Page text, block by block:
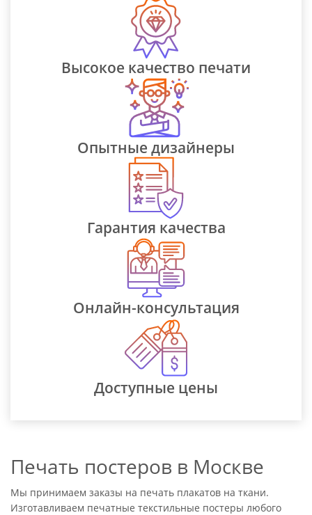
Высокое качество печати
Опытные дизайнеры
Гарантия качества
Онлайн-консультация
Доступные цены
Печать постеров в Москве
Мы принимаем заказы на печать плакатов на ткани.
Изготавливаем печатные текстильные постеры любого